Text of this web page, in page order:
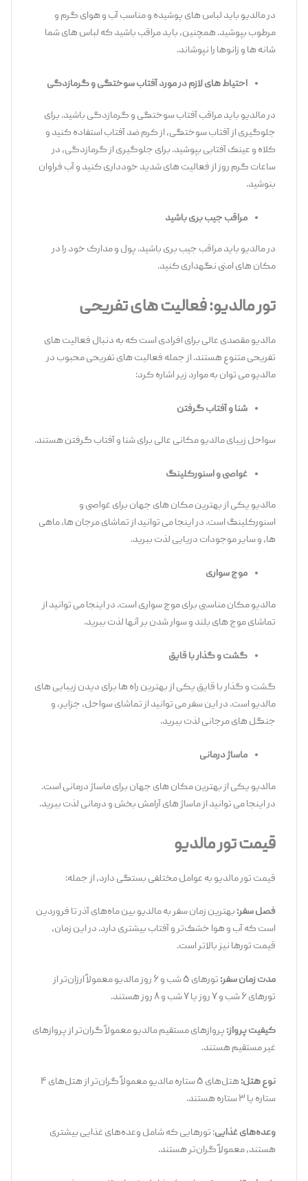
در مالدیو باید لباس های پوشیده و مناسب آب و هوای گرم و
مرطوب بپوشید. همچنین، باید مراقب باشید که لباس های شما
شانه ها و زانوها را نپوشاند.
احتیاط های لازم در مورد آفتاب سوختگی و گرمازدگی
در مالدیو باید مراقب آفتاب سوختگی و گرمازدگی باشید. برای
جلوگیری از آفتاب سوختگی، از کرم ضد آفتاب استفاده کنید و
کلاه و عینک آفتابی بپوشید. برای جلوگیری از گرمازدگی، در
ساعات گرم روز از فعالیت های شدید خودداری کنید و آب فراوان
بنوشید.
مراقب جیب بری باشید
در مالدیو باید مراقب جیب بری باشید. پول و مدارک خود را در
مکان های امنی نگهداری کنید.
تور مالدیو: فعالیت های تفریحی
مالدیو مقصدی عالی برای افرادی است که به دنبال فعالیت های
تفریحی متنوع هستند. از جمله فعالیت های تفریحی محبوب در
مالدیو می توان به موارد زیر اشاره کرد:
شنا و آفتاب گرفتن
سواحل زیبای مالدیو مکانی عالی برای شنا و آفتاب گرفتن هستند.
غواصی و اسنورکلینگ
مالدیو یکی از بهترین مکان های جهان برای غواصی و
اسنورکلینگ است. در اینجا می توانید از تماشای مرجان ها، ماهی
ها، و سایر موجودات دریایی لذت ببرید.
موج سواری
مالدیو مکان مناسبی برای موج سواری است. در اینجا می توانید از
تماشای موج های بلند و سوار شدن بر آنها لذت ببرید.
گشت و گذار با قایق
گشت و گذار با قایق یکی از بهترین راه ها برای دیدن زیبایی های
مالدیو است. در این سفر می توانید از تماشای سواحل، جزایر، و
جنگل های مرجانی لذت ببرید.
ماساژ درمانی
مالدیو یکی از بهترین مکان های جهان برای ماساژ درمانی است.
در اینجا می توانید از ماساژ های آرامش بخش و درمانی لذت ببرید.
قیمت تور مالدیو
قیمت تور مالدیو به عوامل مختلفی بستگی دارد، از جمله:
فصل سفر:بهترین زمان سفر به مالدیو بین ماه‌های آذر تا فروردین
است که آب و هوا خشک‌تر و آفتاب بیشتری دارد. در این زمان،
قیمت تورها نیز بالاتر است.
مدت زمان سفر:
تورهای ۵ شب و ۶ روز مالدیو معمولاً ارزان‌تر از
تورهای ۶ شب و ۷ روز یا ۷ شب و ۸ روز هستند.
کیفیت پرواز:پروازهای مستقیم مالدیو معمولاً گران‌تر از پروازهای
غیر مستقیم هستند.
نوع هتل:
هتل‌های ۵ ستاره مالدیو معمولاً گران‌تر از هتل‌های ۴
ستاره یا ۳ ستاره هستند.
وعده‌های غذایی: تورهایی که شامل وعده‌های غذایی بیشتری
هستند، معمولاً گران‌تر هستند.